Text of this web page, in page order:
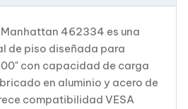
para Servidores
Servidores
462334 es una
de piso diseñada para
con capacidad de carga
en aluminio y acero de
compatibilidad VESA